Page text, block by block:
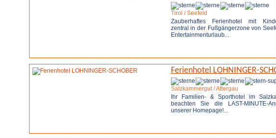
Tirol / Seefeld
Zauberhaftes Ferienhotel mit
zentral in der Fußgängerzone von
Entertainmenturlaub...
Ferienhotel LOHNINGER-
Salzkammergut / Attergau
Ihr Familien- & Sporthotel im
beachten Sie die LAST-MINUTE-
unserer Homepage!...